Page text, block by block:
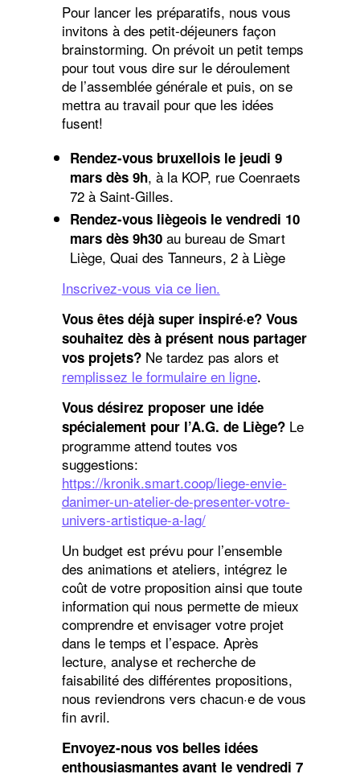
Pour lancer les préparatifs, nous vous
invitons à des petit-déjeuners façon
brainstorming. On prévoit un petit temps
pour tout vous dire sur le déroulement
de l’assemblée générale et puis, on se
mettra au travail pour que les idées
fusent!
Rendez-vous bruxellois le jeudi 9
mars dès 9h, à la KOP, rue Coenraets
72 à Saint-Gilles.
Rendez-vous liègeois le vendredi 10
mars dès 9h30au bureau de Smart
Liège, Quai des Tanneurs, 2 à Liège
Inscrivez-vous via ce lien.
Vous êtes déjà super inspiré·e? Vous
souhaitez dès à présent nous partager
vos projets? Ne tardez pas alors et
remplissez le formulaire en ligne.
Vous désirez proposer une idée
spécialement pour l’A.G. de Liège?Le
programme attend toutes vos
suggestions:
https://kronik.smart.coop/liege-envie-
danimer-un-atelier-de-presenter-votre-
univers-artistique-a-lag/
Un budget est prévu pour l’ensemble
des animations et ateliers, intégrez le
coût de votre proposition ainsi que toute
information qui nous permette de mieux
comprendre et envisager votre projet
dans le temps et l’espace. Après
lecture, analyse et recherche de
faisabilité des différentes propositions,
nous reviendrons vers chacun·e de vous
fin avril.
Envoyez-nous vos belles idées
enthousiasmantes avant le vendredi 7